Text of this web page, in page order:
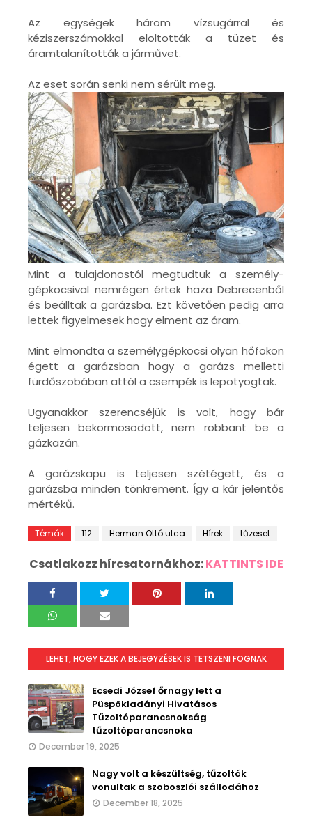
Az egységek három vízsugárral és
kéziszerszámokkal eloltották a tüzet és
áramtalanították a járművet.
Az eset során senki nem sérült meg.
Mint a tulajdonostól megtudtuk a személy-
gépkocsival nemrégen értek haza Debrecenből
és beálltak a garázsba. Ezt követően pedig arra
lettek figyelmesek hogy elment az áram.
Mint elmondta a személygépkocsi olyan hőfokon
égett a garázsban hogy a garázs melletti
fürdőszobában attól a csempék is lepotyogtak.
Ugyanakkor szerencséjük is volt, hogy bár
teljesen bekormosodott, nem robbant be a
gázkazán.
A garázskapu is teljesen szétégett, és a
garázsba minden tönkrement. Így a kár jelentős
mértékű.
Témák 112 Herman Ottó utca Hírek tűzeset
Csatlakozz hírcsatornákhoz:KATTINTS IDE
LEHET, HOGY EZEK A BEJEGYZÉSEK IS TETSZENI FOGNAK
Ecsedi József őrnagy lett a
Püspökladányi Hivatásos
Tűzoltóparancsnokság
tűzoltóparancsnoka
December 19, 2025
Nagy volt a készültség, tűzoltók
vonultak a szoboszlói szállodához
December 18, 2025